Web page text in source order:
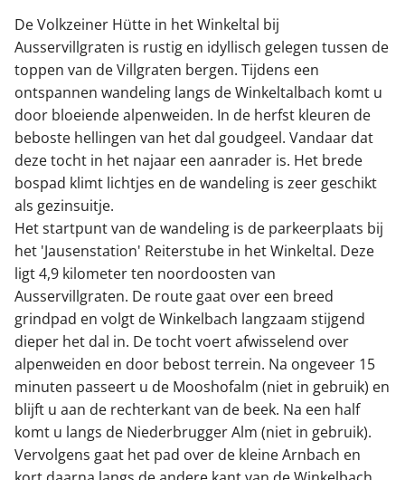
De Volkzeiner Hütte in het Winkeltal bij
Ausservillgraten is rustig en idyllisch gelegen tussen de
toppen van de Villgraten bergen. Tijdens een
ontspannen wandeling langs de Winkeltalbach komt u
door bloeiende alpenweiden. In de herfst kleuren de
beboste hellingen van het dal goudgeel. Vandaar dat
deze tocht in het najaar een aanrader is. Het brede
bospad klimt lichtjes en de wandeling is zeer geschikt
als gezinsuitje.
Het startpunt van de wandeling is de parkeerplaats bij
het 'Jausenstation' Reiterstube in het Winkeltal. Deze
ligt 4,9 kilometer ten noordoosten van
Ausservillgraten. De route gaat over een breed
grindpad en volgt de Winkelbach langzaam stijgend
dieper het dal in. De tocht voert afwisselend over
alpenweiden en door bebost terrein. Na ongeveer 15
minuten passeert u de Mooshofalm (niet in gebruik) en
blijft u aan de rechterkant van de beek. Na een half
komt u langs de Niederbrugger Alm (niet in gebruik).
Vervolgens gaat het pad over de kleine Arnbach en